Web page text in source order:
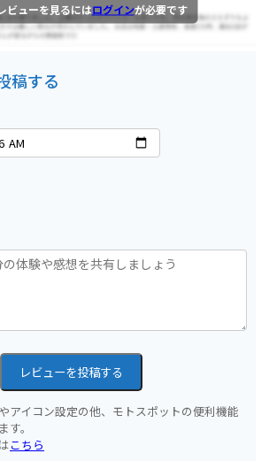
ビューを見るにはログインが必要です
稿する
レビューを投稿する
アイコン設定の他、モトスポットの便利機能
。
こちら